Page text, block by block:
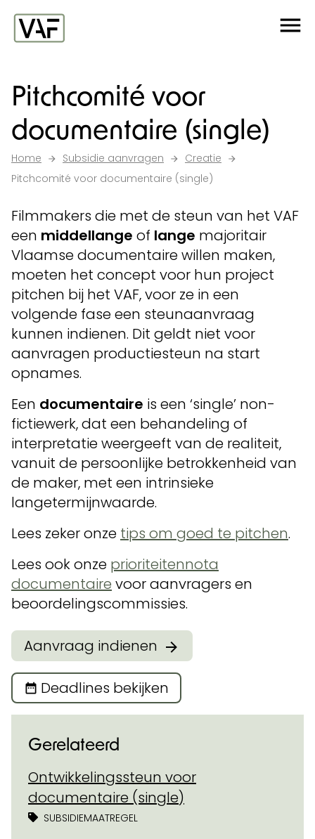
Ga verder naar de inhoud
Pitchcomité voor
documentaire (single)
Home Subsidie aanvragen
Creatie
Pitchcomité voor documentaire (single)
Filmmakers die met de steun van het VAF
een middellange of lange majoritair
Vlaamse documentaire willen maken,
moeten het concept voor hun project
pitchen bij het VAF, voor ze in een
volgende fase een steunaanvraag
kunnen indienen. Dit geldt niet voor
aanvragen productiesteun na start
opnames.
Een documentaire is een ‘single’ non-
fictiewerk, dat een behandeling of
interpretatie weergeeft van de realiteit,
vanuit de persoonlijke betrokkenheid van
de maker, met een intrinsieke
langetermijnwaarde.
Lees zeker onze tips om goed te pitchen.
Lees ook onze prioriteitennota
documentaire voor aanvragers en
beoordelingscommissies.
Aanvraag indienen
Deadlines bekijken
Gerelateerd
Ontwikkelingssteun voor
documentaire (single)
SUBSIDIEMAATREGEL